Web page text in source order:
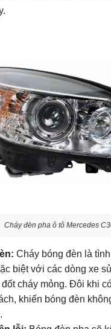
Cháy đèn pha ô tô Mercedes
Cháy bóng đèn là
biệt với các dòng xe
cháy mỏng. Đôi khi
khiến bóng đèn